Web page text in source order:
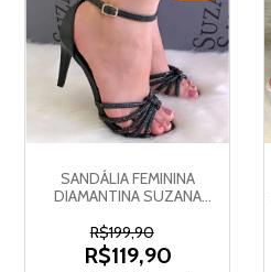
SANDÁLIA FEMININA
DIAMANTINA SUZANA
R$199,90
R$119,90